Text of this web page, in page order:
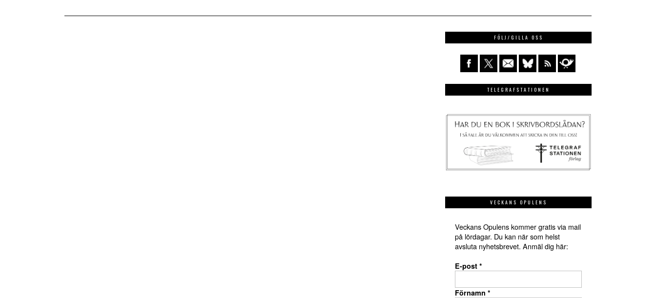
FÖLJ/GILLA OSS
TELEGRAFSTATIONEN
VECKANS OPULENS
Veckans Opulens kommer gratis via mail
på lördagar. Du kan när som helst
avsluta nyhetsbrevet. Anmäl dig här:
E-post *
Förnamn *